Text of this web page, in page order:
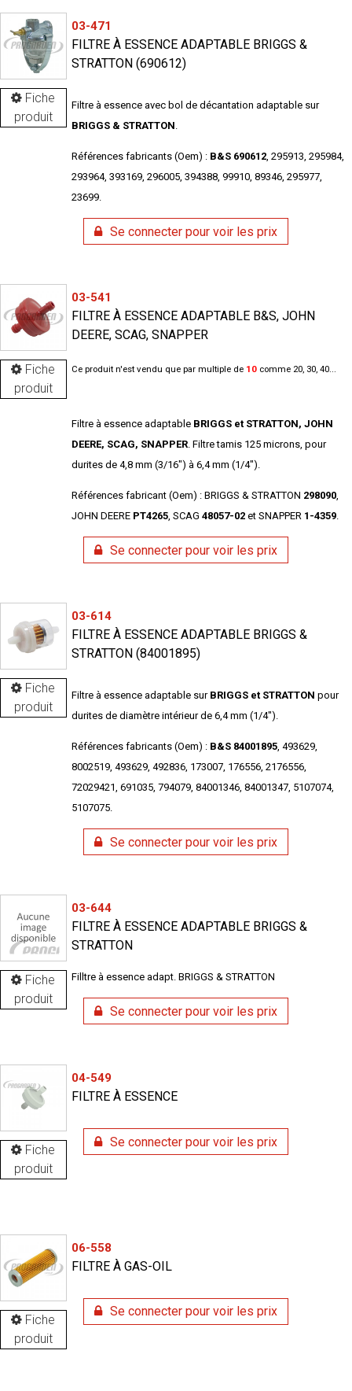
Fiche
produit
03-471
FILTRE À ESSENCE ADAPTABLE BRIGGS &
STRATTON (690612)
Filtre à essence avec bol de décantation adaptable sur
BRIGGS & STRATTON.
Références fabricants (Oem) : B&S 690612, 295913, 295984,
293964, 393169, 296005, 394388, 99910, 89346, 295977,
23699.
Se connecter pour voir les prix
Fiche
produit
03-541
FILTRE À ESSENCE ADAPTABLE B&S, JOHN
DEERE, SCAG, SNAPPER
Ce produit n'est vendu que par multiple de 10comme 20, 30, 40...
Filtre à essence adaptable BRIGGS et STRATTON, JOHN
DEERE, SCAG, SNAPPER. Filtre tamis 125 microns, pour
durites de 4,8 mm (3/16") à 6,4 mm (1/4").
Références fabricant (Oem) : BRIGGS & STRATTON 298090,
JOHN DEERE PT4265, SCAG 48057-02et SNAPPER 1-4359.
Se connecter pour voir les prix
Fiche
produit
03-614
FILTRE À ESSENCE ADAPTABLE BRIGGS &
STRATTON (84001895)
Filtre à essence adaptable surBRIGGS et STRATTON pour
durites de diamètre intérieur de 6,4 mm (1/4").
Références fabricants (Oem) : B&S 84001895, 493629,
8002519, 493629, 492836, 173007, 176556, 2176556,
72029421, 691035, 794079, 84001346, 84001347, 5107074,
5107075.
Se connecter pour voir les prix
Fiche
produit
03-644
FILTRE À ESSENCE ADAPTABLE BRIGGS &
STRATTON
Filltre à essence adapt. BRIGGS & STRATTON
Se connecter pour voir les prix
Fiche
produit
04-549
FILTRE À ESSENCE
Se connecter pour voir les prix
Fiche
produit
06-558
FILTRE À GAS-OIL
Se connecter pour voir les prix